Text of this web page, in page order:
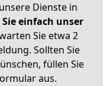
Dienste in
einfach unser
Sie etwa 2
Sollten Sie
füllen Sie
aus.